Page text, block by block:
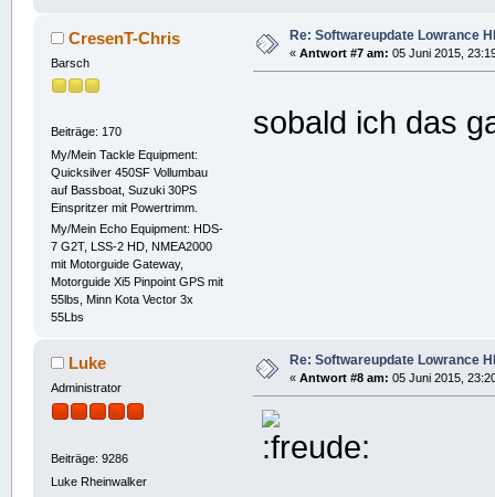
CresenT-Chris
Barsch
Beiträge: 170
My/Mein Tackle Equipment:
Quicksilver 450SF Vollumbau
auf Bassboat, Suzuki 30PS
Einspritzer mit Powertrimm.
My/Mein Echo Equipment: HDS-
7 G2T, LSS-2 HD, NMEA2000
mit Motorguide Gateway,
Motorguide Xi5 Pinpoint GPS mit
55lbs, Minn Kota Vector 3x
55Lbs
Re: Softwareupdate Lowrance
« Antwort #7 am: 05 Juni 2015,
sobald ich das
Luke
Administrator
Beiträge: 9286
Luke Rheinwalker
Re: Softwareupdate Lowrance
« Antwort #8 am: 05 Juni 2015,